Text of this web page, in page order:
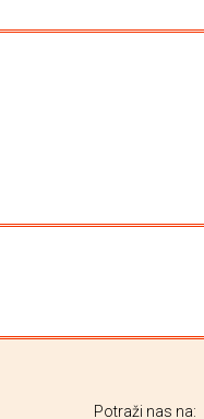
Potraži nas na: